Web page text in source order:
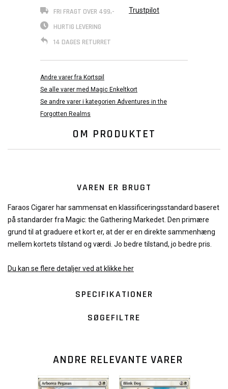
FRI FRAGT OVER 499,-
HURTIG LEVERING
14 DAGES RETURRET
Trustpilot
Andre varer fra Kortspil
Se alle varer med Magic Enkeltkort
Se andre varer i kategorien Adventures in the
Forgotten Realms
OM PRODUKTET
VAREN ER BRUGT
Faraos Cigarer har sammensat en klassificeringsstandard baseret
på standarder fra Magic: the Gathering Markedet. Den primære
grund til at graduere et kort er, at der er en direkte sammenhæng
mellem kortets tilstand og værdi. Jo bedre tilstand, jo bedre pris.
Du kan se flere detaljer ved at klikke her
SPECIFIKATIONER
SØGEFILTRE
ANDRE RELEVANTE VARER